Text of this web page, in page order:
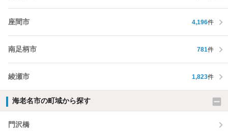
座間市 4,196件
南足柄市 781件
綾瀬市 1,823件
海老名市の町域から探す
門沢橋